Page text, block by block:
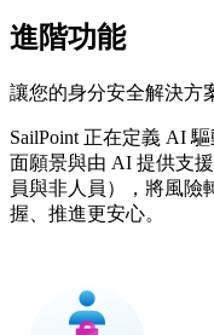
進階功能
讓您的身分安全解決方
SailPoint 正在定義 AI
面願景與由 AI 提供支
員與非人員），將風險
握、推進更安心。